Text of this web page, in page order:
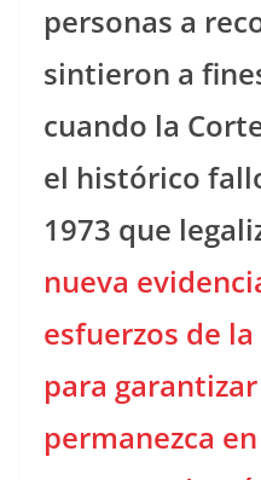
personas a
sintieron a
cuando la
el histórico
1973 que
nueva
esfuerzos de la
para
permanezca